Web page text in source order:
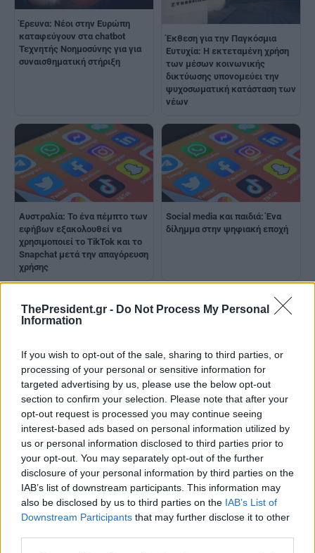
ThePresident.gr - Do Not Process My Personal
Information
If you wish to opt-out of the sale, sharing to third parties, or
processing of your personal or sensitive information for
targeted advertising by us, please use the below opt-out
section to confirm your selection. Please note that after your
opt-out request is processed you may continue seeing
interest-based ads based on personal information utilized by
us or personal information disclosed to third parties prior to
your opt-out. You may separately opt-out of the further
disclosure of your personal information by third parties on the
IAB’s list of downstream participants. This information may
also be disclosed by us to third parties on the IAB’s List of
Downstream Participants that may further disclose it to other
Έρευνα: Νέοι στην Ευρώπη
καταφεύγουν στα chatbot
Τεχνητής Νοημοσύνης για για
συναισθηματική στήριξη
Έκθεση για την Παγκόσμια
Ευτυχία: Η εκτεταμένη χρήση
των μέσων κοινωνικής
δικτύωσης υπονομεύει την
ψυχοσωματική κατάσταση των
νέων
Αυστραλία: Το ένα πέμπτο των
εφήβων εξακολουθεί να
χρησιμοποιεί το TikTok και το
Snapchat μετά την απαγόρευση
χρήσης
Social media και παιδιά: Ένα
δίλημμα στην ψηφιακή εποχή